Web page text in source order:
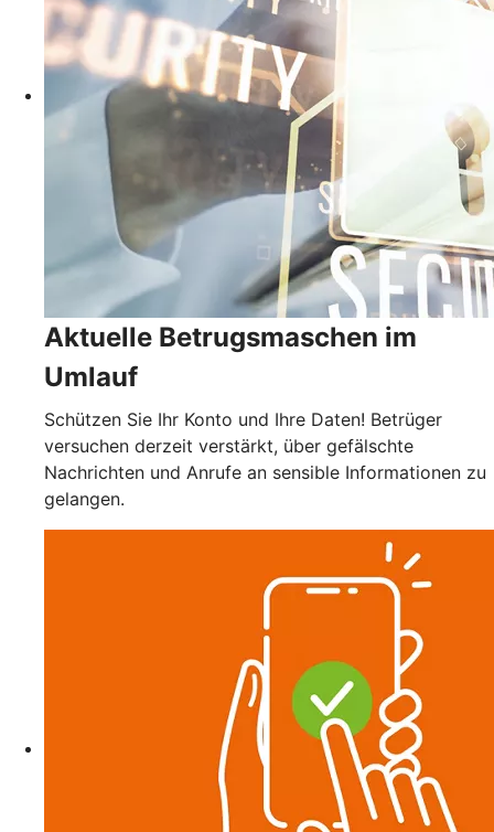
Aktuelle Betrugsmaschen im
Umlauf
Schützen Sie Ihr Konto und Ihre Daten! Betrüger
versuchen derzeit verstärkt, über gefälschte
Nachrichten und Anrufe an sensible Informationen zu
gelangen.